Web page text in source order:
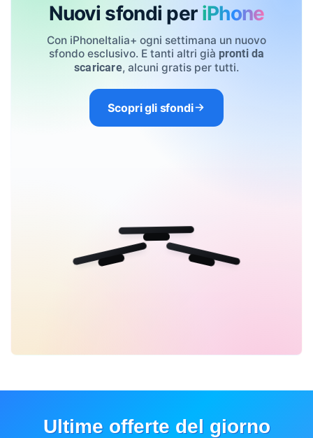
Nuovi sfondi per iPhone
Con iPhoneItalia+ ogni settimana un nuovo
sfondo esclusivo. E tanti altri già pronti da
scaricare, alcuni gratis per tutti.
Scopri gli sfondi
Ultime offerte del giorno